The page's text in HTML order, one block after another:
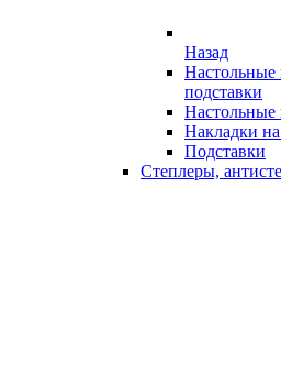
Назад
Настольные
подставки
Настольные
Накладки
Подставки
Степлеры,